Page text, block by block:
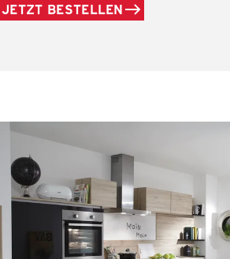
JETZT BESTELLEN